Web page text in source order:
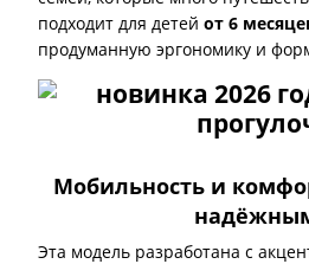
подходит для детей от 6
продуманную эргономику и
Мобильность и
Эта модель разработана с